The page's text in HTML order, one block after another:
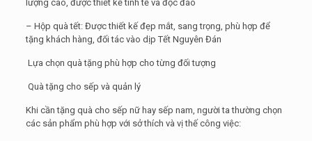
lượng cao, được thiết kế tinh tế và độc đáo
– Hộp quà tết: Được thiết kế đẹp mắt, sang trọng, phù hợp để
tặng khách hàng, đối tác vào dịp Tết Nguyên Đán
Lựa chọn quà tặng phù hợp cho từng đối tượng
Quà tặng cho sếp và quản lý
Khi cần tặng quà cho sếp nữ hay sếp nam, người ta thường chọn
các sản phẩm phù hợp với sở thích và vị thế công việc: